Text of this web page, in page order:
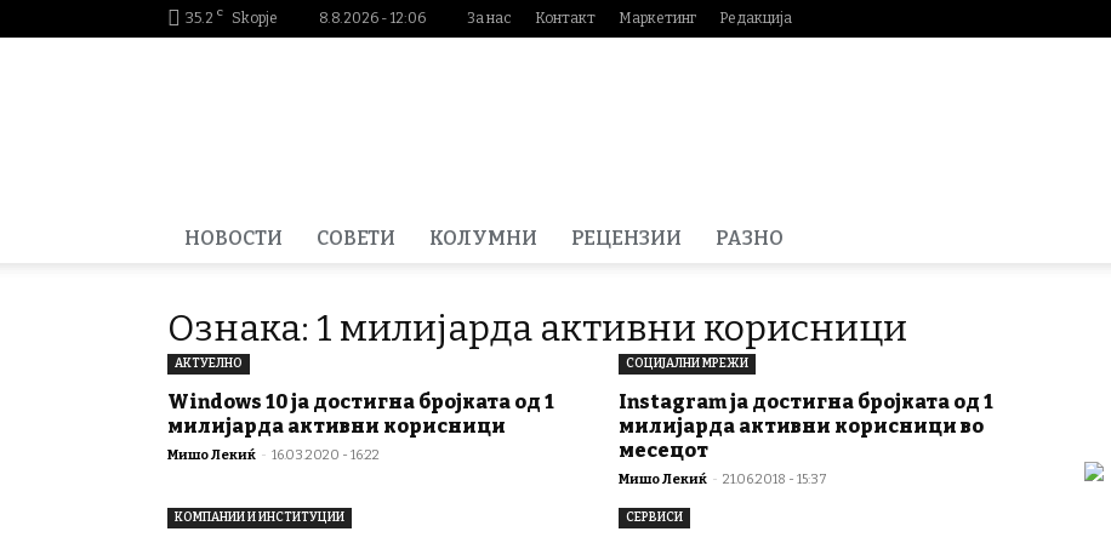
35.2 C Skopje 8.8.2026 - 12:06 За нас Контакт Маркетинг Редакција
НОВОСТИ СОВЕТИ КОЛУМНИ РЕЦЕНЗИИ РАЗНО
Ознака: 1 милијарда активни корисници
АКТУЕЛНО
Windows 10 ја достигна бројката од 1
милијарда активни корисници
Мишо Лекиќ - 16.03.2020 - 16:22
СОЦИЈАЛНИ МРЕЖИ
Instagram ја достигна бројката од 1
милијарда активни корисници во
месецот
Мишо Лекиќ - 21.06.2018 - 15:37
КОМПАНИИ И ИНСТИТУЦИИ СЕРВИСИ